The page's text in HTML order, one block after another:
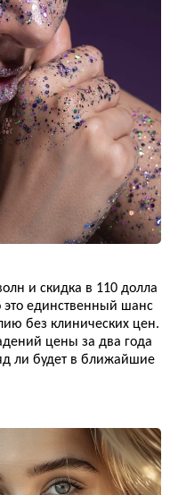
и скидка в 110 долла
это единственный шанс
без клинических цен.
цены за два года
ли будет в ближайшие